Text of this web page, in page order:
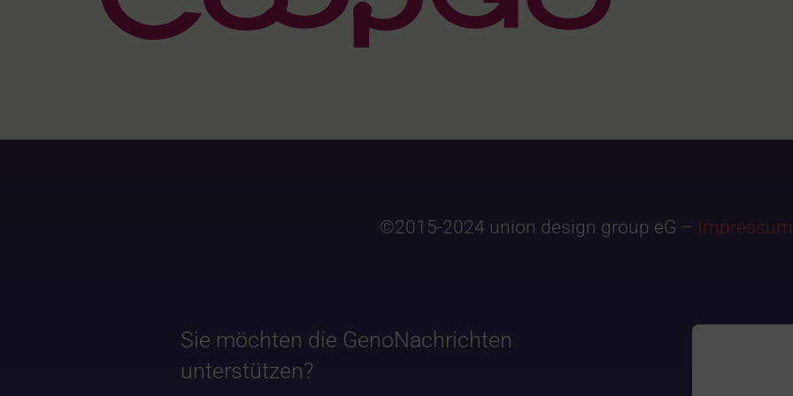
©2015-2024 union design group eG – Impressum
Sie möchten die GenoNachrichten
unterstützen?